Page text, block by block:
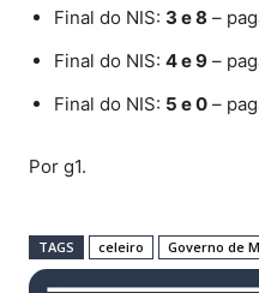
Final do NIS: 3 e 8 –
Final do NIS: 4 e 9 –
Final do NIS: 5 e 0 –
Por g1.
TAGS celeiro Governo de